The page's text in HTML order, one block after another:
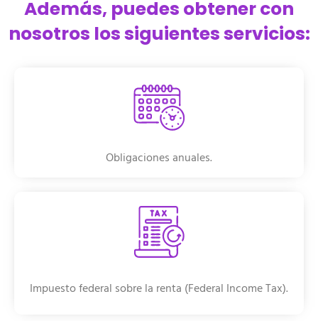
Además, puedes obtener con
nosotros los siguientes servicios:
Obligaciones anuales.
Impuesto federal sobre la renta (Federal Income Tax).